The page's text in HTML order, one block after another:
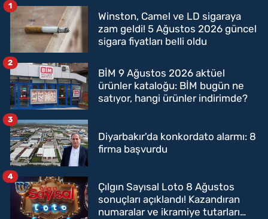
Winston, Camel ve LD sigaraya
zam geldi! 5 Ağustos 2026 güncel
sigara fiyatları belli oldu
1
BİM 9 Ağustos 2026 aktüel
ürünler kataloğu: BİM bugün ne
satıyor, hangi ürünler indirimde?
2
Diyarbakır'da konkordato alarmı: 8
firma başvurdu
3
Çılgın Sayısal Loto 8 Ağustos
sonuçları açıklandı! Kazandıran
numaralar ve ikramiye tutarları
4